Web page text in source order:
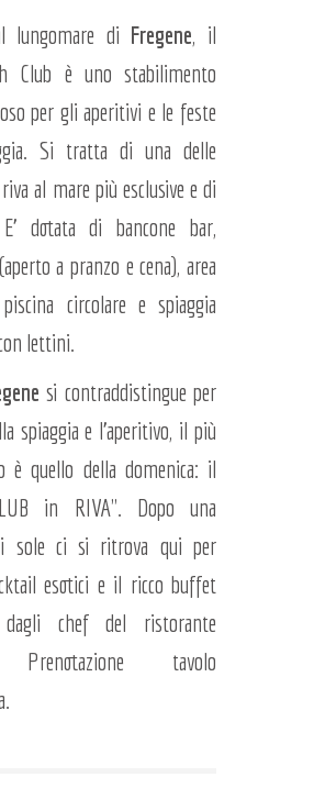
lungomare di Fregene , il
Club è uno stabilimento
per gli aperitivi e le feste
Si tratta di una delle
al mare più esclusive e di
E' dotata di bancone bar,
a pranzo e cena), area
circolare e spiaggia
lettini.
si contraddistingue per
spiaggia e l'aperitivo, il più
è quello della domenica: il
in RIVA". Dopo una
sole ci si ritrova qui per
esotici e il ricco buffet
dagli chef del ristorante
tavolo